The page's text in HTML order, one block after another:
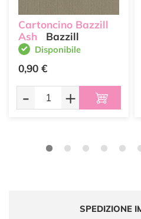
Cartoncino Bazzill
Ash
Bazzill
Disponibile
0,90 €
- +
SPEDIZIONE